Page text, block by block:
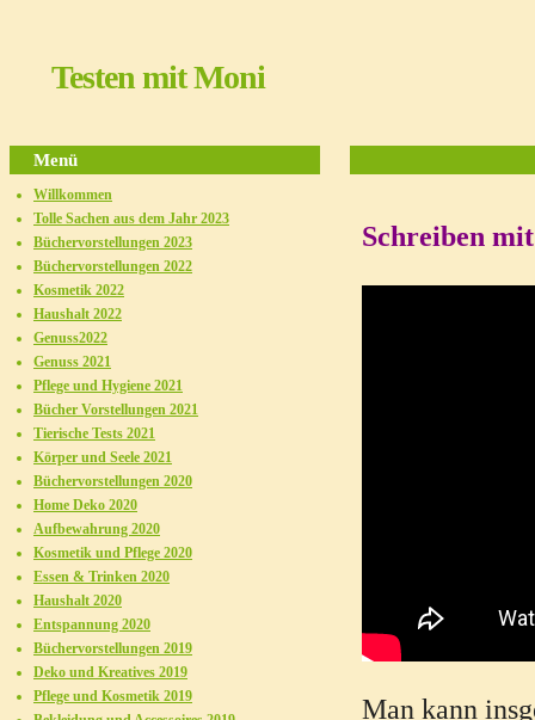
Testen mit Moni
Schreiben
Man kann
Menü
Willkommen
Tolle Sachen aus dem Jahr 2023
Büchervorstellungen 2023
Büchervorstellungen 2022
Kosmetik 2022
Haushalt 2022
Genuss2022
Genuss 2021
Pflege und Hygiene 2021
Bücher Vorstellungen 2021
Tierische Tests 2021
Körper und Seele 2021
Büchervorstellungen 2020
Home Deko 2020
Aufbewahrung 2020
Kosmetik und Pflege 2020
Essen & Trinken 2020
Haushalt 2020
Entspannung 2020
Büchervorstellungen 2019
Deko und Kreatives 2019
Pflege und Kosmetik 2019